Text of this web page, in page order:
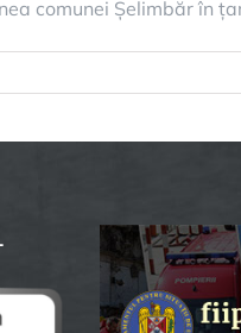
comunei Șelimbăr în